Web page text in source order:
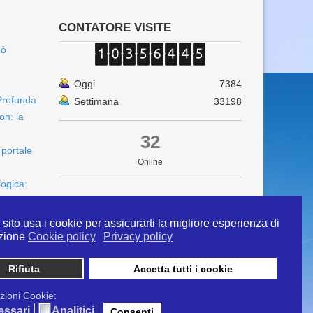
sito usa i cookie per assicurarti la migliore esperienza di
Cookie policy Privacy policy
Rifiuta Accetta tutti i cookie
Cookie:
la
CONTATORE VISITE
Oggi
7384
Settimana
33198
32
Online
info@ipertermiaitalia.it tel. 331/9584817 . Il
clinici" - Delibera n. 129/2007